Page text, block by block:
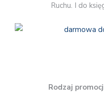
Ruchu. I do
Rodzaj